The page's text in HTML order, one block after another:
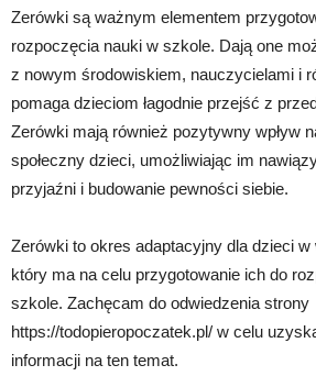
Zerówki są ważnym elementem
rozpoczęcia nauki w szkole. Dają one
z nowym środowiskiem, nauczycielami i
pomaga dzieciom łagodnie przejść z
Zerówki mają również pozytywny wpływ
społeczny dzieci, umożliwiając im
przyjaźni i budowanie pewności siebie.
Zerówki to okres adaptacyjny dla dzieci
który ma na celu przygotowanie ich do
szkole. Zachęcam do odwiedzenia strony
https://todopieropoczatek.pl/ w celu
informacji na ten temat.